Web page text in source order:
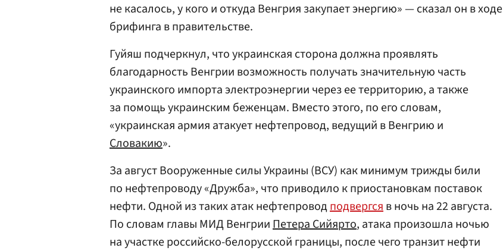
не касалось, у кого и откуда Венгрия закупает энергию» — сказал он в ходе
брифинга в правительстве.
Гуйяш подчеркнул, что украинская сторона должна проявлять
благодарность Венгрии возможность получать значительную часть
украинского импорта электроэнергии через ее территорию, а также
за помощь украинским беженцам. Вместо этого, по его словам,
«украинская армия атакует нефтепровод, ведущий в Венгрию и
Словакию».
За август Вооруженные силы Украины (ВСУ) как минимум трижды били
по нефтепроводу «Дружба», что приводило к приостановкам поставок
нефти. Одной из таких атак нефтепроводподвергсяв ночь на 22 августа.
По словам главы МИД ВенгрииПетера Сийярто, атака произошла ночью
на участке российско-белорусской границы, после чего транзит нефти